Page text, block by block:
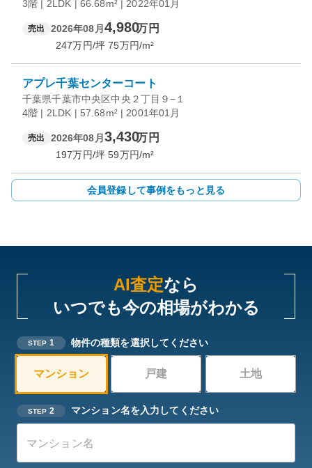
3階 | 2LDK | 66.68m² | 2022年01月
売出 2026年08月 4,980万円
247万円/坪 75万円/m²
アプレ千葉センターコート
千葉県千葉市中央区中央２丁目９−１
4階 | 2LDK | 57.68m² | 2001年01月
売出 2026年08月 3,430万円
197万円/坪 59万円/m²
会員登録して事例をもっと見る
AI査定なら
いつでも今の相場がわかる
STEP 1 物件の種類を選択してください
マンション 戸建 土地
STEP 2 マンション名を入力してください